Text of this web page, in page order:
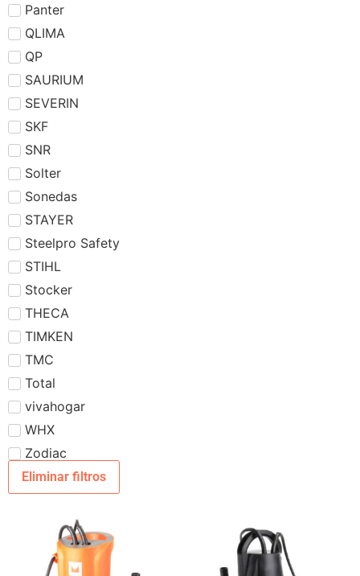
Panter
QLIMA
QP
SAURIUM
SEVERIN
SKF
SNR
Solter
Sonedas
STAYER
Steelpro Safety
STIHL
Stocker
THECA
TIMKEN
TMC
Total
vivahogar
WHX
Zodiac
Eliminar filtros